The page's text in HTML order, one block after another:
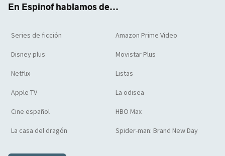
En Espinof hablamos de...
Series de ficción Amazon Prime Video
Disney plus Movistar Plus
Netflix Listas
Apple TV La odisea
Cine español HBO Max
La casa del dragón Spider-man: Brand New Day